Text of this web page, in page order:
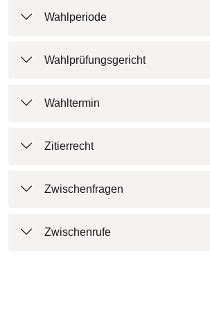
Wahlperiode
Wahlprüfungsgericht
Wahltermin
Zitierrecht
Zwischenfragen
Zwischenrufe